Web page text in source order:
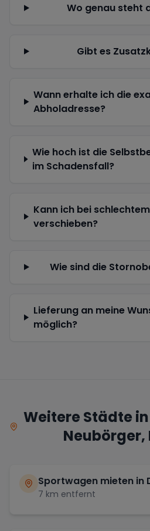
Wo genau steht
Gibt es
Wann erhalte ich die
Abholadresse?
Wie hoch ist die
im Schadensfall?
Kann ich bei
verschieben?
Wie sind die
Lieferung an meine
möglich?
Weitere Städte
Neubörger,
Sportwagen mieten in
7 km entfernt